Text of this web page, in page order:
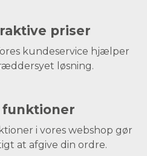
priser
kundeservice hjælper
løsning.
funktioner
i vores webshop gør
at afgive din ordre.